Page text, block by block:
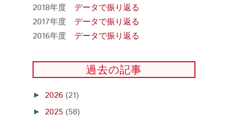
2018年度 データで振り返る
2017年度 データで振り返る
2016年度 データで振り返る
過去の記事
► 2026 (21)
► 2025 (58)